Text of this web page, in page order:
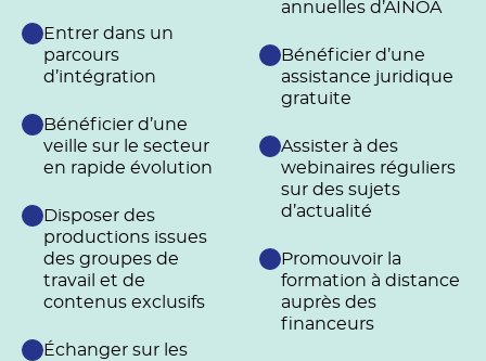
Entrer dans un
parcours
d’intégration
Bénéficier d’une
veille sur le secteur
en rapide évolution
Disposer des
productions issues
des groupes de
travail et de
contenus exclusifs
Échanger sur les
annuelles d’AINOA
Bénéficier d’une
assistance juridique
gratuite
Assister à des
webinaires réguliers
sur des sujets
d’actualité
Promouvoir la
formation à distance
auprès des
financeurs